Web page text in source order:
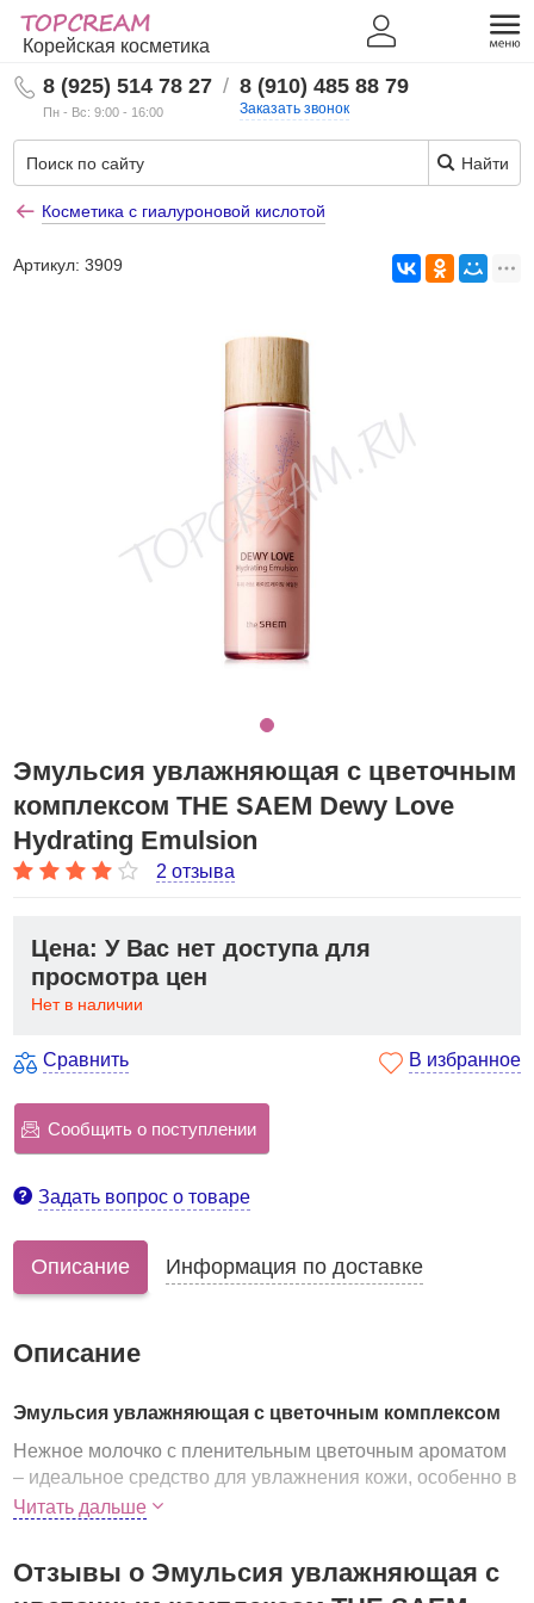
Корейская косметика
8 (925) 514 78 27
Пн - Вс: 9:00 - 16:00
/ 8 (910) 485 88 79
Заказать звонок
Найти
Косметика с гиалуроновой кислотой
Артикул:3909
Эмульсия увлажняющая с цветочным
комплексом THE SAEM Dewy Love
Hydrating Emulsion
2 отзыва
Цена: У Вас нет доступа для
просмотра цен
Нет в наличии
Сравнить В избранное
Сообщить о поступлении
Задать вопрос о товаре
Описание Информация по доставке
Описание
Эмульсия увлажняющая с цветочным комплексом
Нежное молочко с пленительным цветочным ароматом
– идеальное средство для увлажнения кожи, особенно в
жаркий летний день. Эмульсия с экстрактом цветов,
освежает кожу и омолаживает ее.
Читать дальше
Отзывы о Эмульсия увлажняющая с